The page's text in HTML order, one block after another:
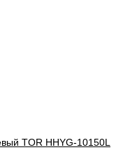
TOR HHYG-10150L